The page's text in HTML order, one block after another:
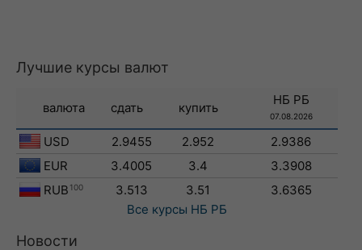
Лучшие курсы валют
валюта сдать купить
НБ РБ
07.08.2026
USD 2.9455 2.952
2.9386
EUR
3.4005 3.4
3.3908
RUB 100 3.513 3.51
3.6365
Все курсы НБ РБ
Новости